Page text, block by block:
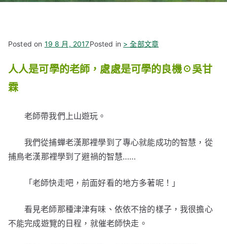
Posted on 19 8 月, 2017Posted in > 全部文章
人人是可學的老師，處處是可學的良機☉吳甘
霖
老師帶我們上山遊玩。
我們從捕蟬老漢那裡學到了專心就能成功的智慧，從
捕鳥老漢那裡學到了避禍的智慧……
「老師快走吧，前面好看的地方多著呢！」
看見老師那種津津有味、依依不捨的樣子，我很擔心
不能完成遊覽的日程，就催老師快走。